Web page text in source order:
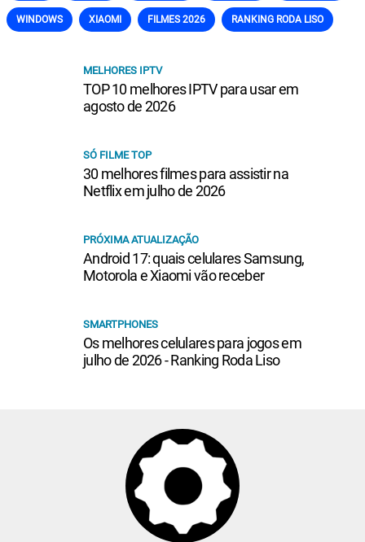
WINDOWS XIAOMI FILMES 2026 RANKING RODA LISO
MELHORES IPTV
TOP 10 melhores IPTV para usar em
agosto de 2026
SÓ FILME TOP
30 melhores filmes para assistir na
Netflix em julho de 2026
PRÓXIMA ATUALIZAÇÃO
Android 17: quais celulares Samsung,
Motorola e Xiaomi vão receber
SMARTPHONES
Os melhores celulares para jogos em
julho de 2026 - Ranking Roda Liso